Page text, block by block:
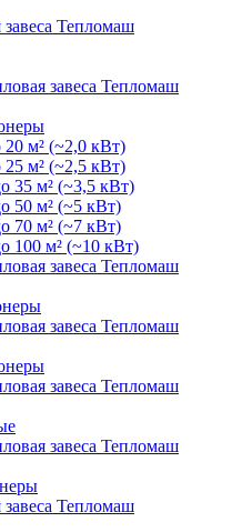
20 м² (~2,0 кВт)
м² (~2,5 кВт)
35 м² (~3,5 кВт)
50 м² (~5 кВт)
70 м² (~7 кВт)
100 м² (~10 кВт)